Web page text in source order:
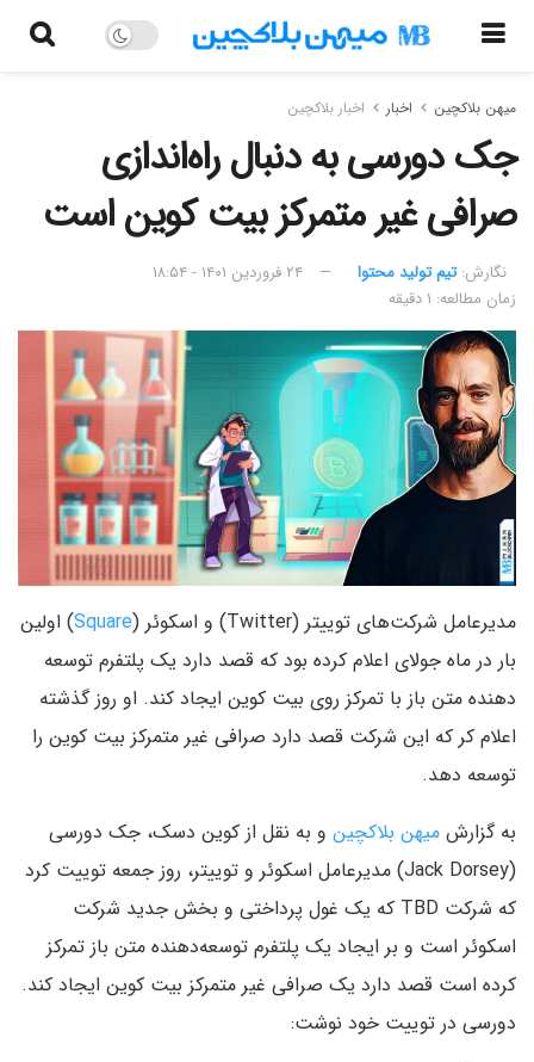
میهن بلاکچین اخبار اخبار بلاکچین
جک دورسی به دنبال راه‌اندازی
صرافی غیر متمرکز بیت کوین است
نگارش:‌ تیم تولید محتوا
۲۴ فروردین ۱۴۰۱ - ۱۸:۵۴
زمان مطالعه: ۱ دقیقه
مدیرعامل شرکت‌های توییتر (Twitter) و اسکوئر ( Square) اولین
بار در ماه جولای اعلام کرده بود که قصد دارد یک پلتفرم توسعه
دهنده متن باز با تمرکز روی بیت کوین ایجاد کند. او روز گذشته
اعلام کر که این شرکت قصد دارد صرافی غیر متمرکز بیت کوین را
توسعه دهد.
به گزارش میهن بلاکچین و به نقل از کوین دسک، جک دورسی
(Jack Dorsey) مدیرعامل اسکوئر و توییتر، روز جمعه توییت کرد
که شرکت TBD که یک غول پرداختی و بخش جدید شرکت
اسکوئر است و بر ایجاد یک پلتفرم توسعه‌دهنده متن باز تمرکز
کرده است قصد دارد یک صرافی غیر متمرکز بیت کوین ایجاد کند.
دورسی در توییت خود نوشت: